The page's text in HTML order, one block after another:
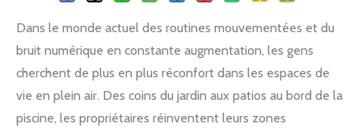
Dans le monde actuel des routines mouvementées et du
bruit numérique en constante augmentation, les gens
cherchent de plus en plus réconfort dans les espaces de
vie en plein air. Des coins du jardin aux patios au bord de la
piscine, les propriétaires réinventent leurs zones